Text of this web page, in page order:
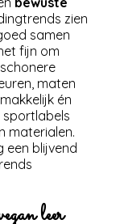
zien
samen
fijn om
maten
én
sportlabels
materialen.
een blijvend
leer